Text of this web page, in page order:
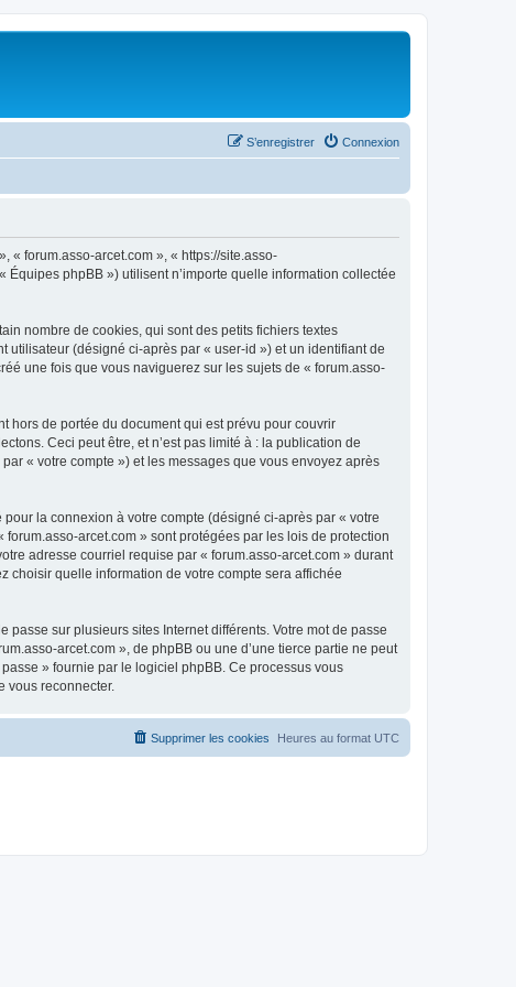
Connexion
S’enregistrer
« forum.asso-arcet.com », « https://site.asso-
phpBB ») utilisent n’importe quelle information collectée
nombre de cookies, qui sont des petits fichiers textes
utilisateur (désigné ci-après par « user-id ») et un identifiant de
une fois que vous naviguerez sur les sujets de « forum.asso-
hors de portée du document qui est prévu pour couvrir
Ceci peut être, et n’est pas limité à : la publication de
« votre compte ») et les messages que vous envoyez après
la connexion à votre compte (désigné ci-après par « votre
arcet.com » sont protégées par les lois de protection
adresse courriel requise par « forum.asso-arcet.com » durant
choisir quelle information de votre compte sera affichée
sur plusieurs sites Internet différents. Votre mot de passe
arcet.com », de phpBB ou une d’une tierce partie ne peut
» fournie par le logiciel phpBB. Ce processus vous
vous reconnecter.
Heures au format UTC
Supprimer les cookies